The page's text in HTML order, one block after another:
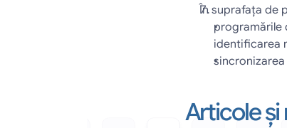
În suprafaţa de
programările
identificarea
Articole